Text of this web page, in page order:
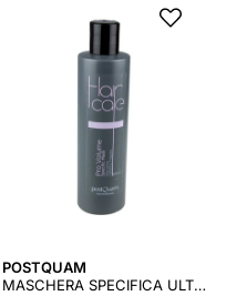
POSTQUAM
MASCHERA SPECIFICA ULTRA CHERATINA 250 ML.